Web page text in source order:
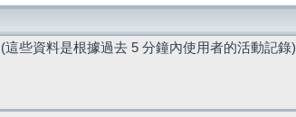
些資料是根據過去 5 分鐘內使用者的活動記錄)